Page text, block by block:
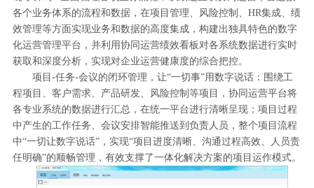
各个业务体系的流程和数据，在项目管理、风险控制、HR集成、绩
效管理等方面实现业务和数据的高度集成，构建出独具特色的数字
化运营管理平台，并利用协同运营绩效看板对各系统数据进行实时
获取和深度分析，实现对企业运营健康度的综合把控。
项目-任务-会议的闭环管理，让“一切事”用数字说话：围绕工
程项目、客户需求、产品研发、风险控制等项目，协同运营平台将
各专业系统的数据进行汇总，在统一平台进行清晰呈现；项目过程
中产生的工作任务、会议安排智能推送到负责人员，整个项目流程
中“一切让数字说话”，实现“项目进度清晰、沟通过程高效、人员责
任明确”的顺畅管理，有效支撑了一体化解决方案的项目运作模式。